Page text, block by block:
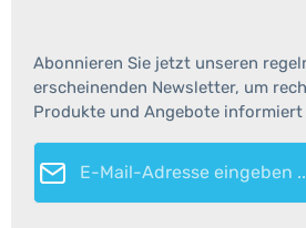
Abonnieren Sie jetzt unseren
erscheinenden Newsletter, um
Produkte und Angebote informiert
E-Mail-Adresse*